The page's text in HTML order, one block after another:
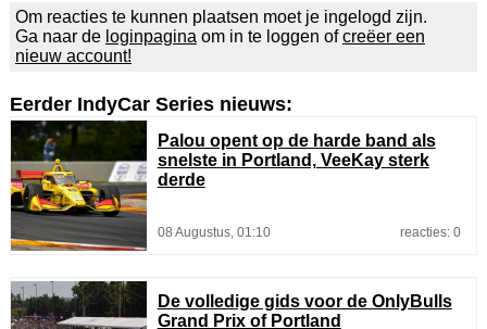
Om reacties te kunnen plaatsen moet je ingelogd zijn.
Ga naar de loginpagina om in te loggen ofcreëer een
nieuw account!
Eerder IndyCar Series nieuws:
Palou opent op de harde band als
snelste in Portland, VeeKay sterk
derde
08 Augustus, 01:10 reacties: 0
De volledige gids voor de OnlyBulls
Grand Prix of Portland